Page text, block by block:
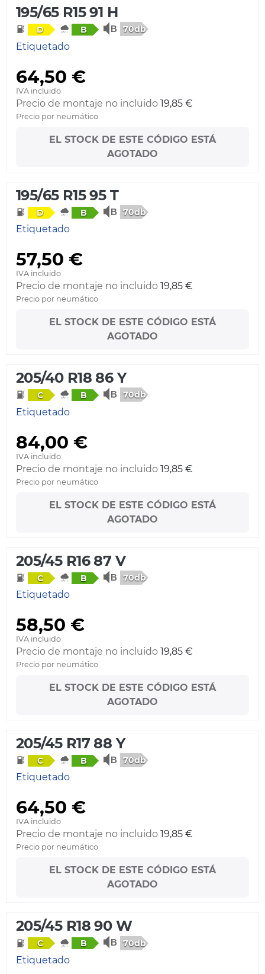
195/65 R15 91 H
D B 70db
Etiquetado
64,50 €
IVA incluido
Precio de montaje no incluido 19,85 €
Precio por neumático
EL STOCK DE ESTE CÓDIGO ESTÁ
AGOTADO
195/65 R15 95 T
D B 70db
Etiquetado
57,50 €
IVA incluido
Precio de montaje no incluido 19,85 €
Precio por neumático
EL STOCK DE ESTE CÓDIGO ESTÁ
AGOTADO
205/40 R18 86 Y
C B 70db
Etiquetado
84,00 €
IVA incluido
Precio de montaje no incluido 19,85 €
Precio por neumático
EL STOCK DE ESTE CÓDIGO ESTÁ
AGOTADO
205/45 R16 87 V
C B 70db
Etiquetado
58,50 €
IVA incluido
Precio de montaje no incluido 19,85 €
Precio por neumático
EL STOCK DE ESTE CÓDIGO ESTÁ
AGOTADO
205/45 R17 88 Y
C B 70db
Etiquetado
64,50 €
IVA incluido
Precio de montaje no incluido 19,85 €
Precio por neumático
EL STOCK DE ESTE CÓDIGO ESTÁ
AGOTADO
205/45 R18 90 W
C B 70db
Etiquetado